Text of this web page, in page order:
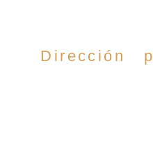
Dirección